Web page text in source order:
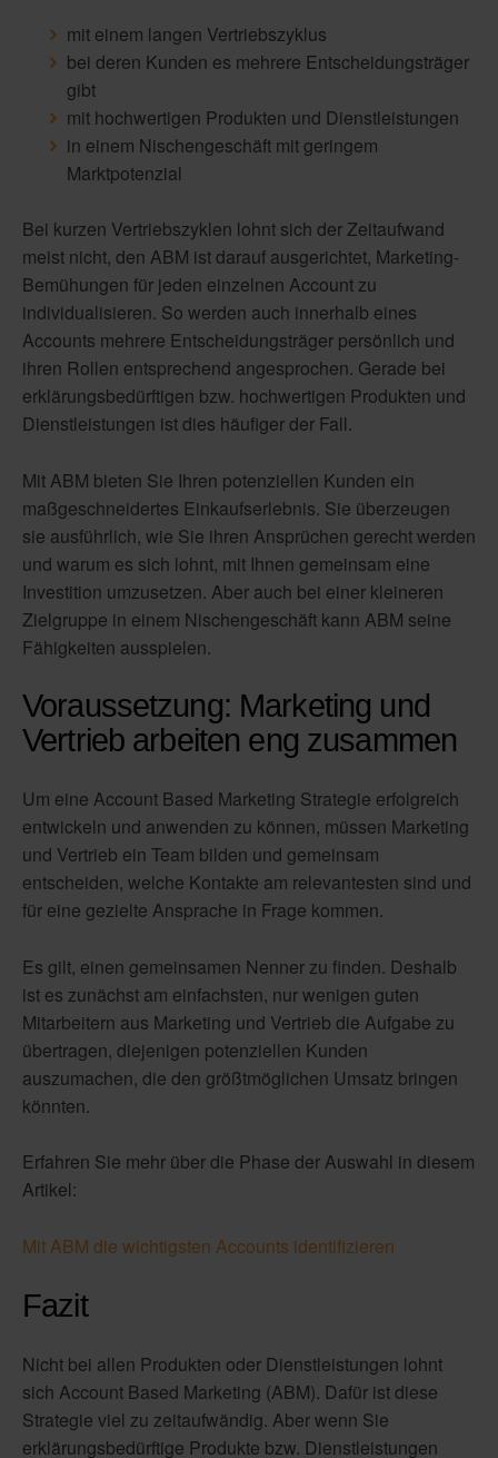
mit einem langen Vertriebszyklus
bei deren Kunden es mehrere Entscheidungsträger
gibt
mit hochwertigen Produkten und Dienstleistungen
in einem Nischengeschäft mit geringem
Marktpotenzial
Bei kurzen Vertriebszyklen lohnt sich der Zeitaufwand
meist nicht, den ABM ist darauf ausgerichtet, Marketing-
Bemühungen für jeden einzelnen Account zu
individualisieren. So werden auch innerhalb eines
Accounts mehrere Entscheidungsträger persönlich und
ihren Rollen entsprechend angesprochen. Gerade bei
erklärungsbedürftigen bzw. hochwertigen Produkten und
Dienstleistungen ist dies häufiger der Fall.
Mit ABM bieten Sie Ihren potenziellen Kunden ein
maßgeschneidertes Einkaufserlebnis. Sie überzeugen
sie ausführlich, wie Sie ihren Ansprüchen gerecht werden
und warum es sich lohnt, mit Ihnen gemeinsam eine
Investition umzusetzen. Aber auch bei einer kleineren
Zielgruppe in einem Nischengeschäft kann ABM seine
Fähigkeiten ausspielen.
Voraussetzung: Marketing und
Vertrieb arbeiten eng zusammen
Um eine Account Based Marketing Strategie erfolgreich
entwickeln und anwenden zu können, müssen Marketing
und Vertrieb ein Team bilden und gemeinsam
entscheiden, welche Kontakte am relevantesten sind und
für eine gezielte Ansprache in Frage kommen.
Es gilt, einen gemeinsamen Nenner zu finden. Deshalb
ist es zunächst am einfachsten, nur wenigen guten
Mitarbeitern aus Marketing und Vertrieb die Aufgabe zu
übertragen, diejenigen potenziellen Kunden
auszumachen, die den größtmöglichen Umsatz bringen
könnten.
Erfahren Sie mehr über die Phase der Auswahl in diesem
Artikel:
Mit ABM die wichtigsten Accounts identifizieren
Fazit
Nicht bei allen Produkten oder Dienstleistungen lohnt
sich Account Based Marketing (ABM). Dafür ist diese
Strategie viel zu zeitaufwändig. Aber wenn Sie
erklärungsbedürftige Produkte bzw. Dienstleistungen